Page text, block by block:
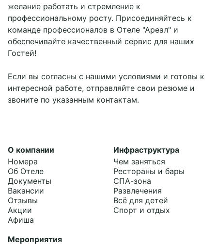
желание работать и стремление к
профессиональному росту. Присоединяйтесь к
команде профессионалов в Отеле "Ареал" и
обеспечивайте качественный сервис для наших
Гостей!
Если вы согласны с нашими условиями и готовы к
интересной работе, отправляйте свои резюме и
звоните по указанным контактам.
Забронировать
О компании
Номера
Об Отеле
Документы
Вакансии
Отзывы
Акции
Афиша
Инфраструктура
Чем заняться
Рестораны и бары
СПА-зона
Развлечения
Всё для детей
Спорт и отдых
Мероприятия